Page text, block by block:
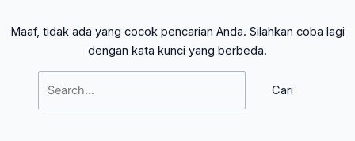
Maaf, tidak ada yang cocok pencarian Anda. Silahkan coba lagi
dengan kata kunci yang berbeda.